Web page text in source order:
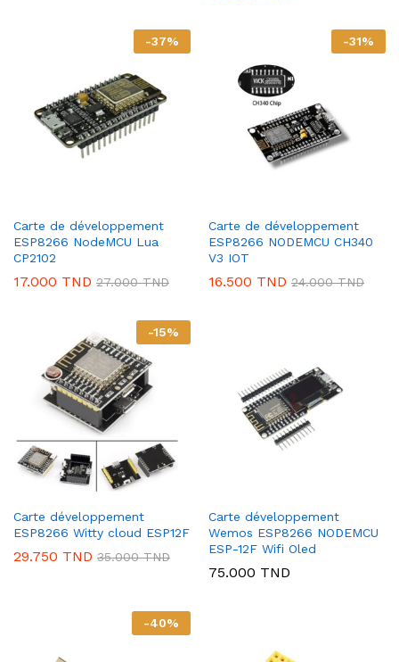
-37%
Carte de développement
ESP8266 NodeMCU Lua
CP2102
17.000 TND 27.000TND
-31%
Carte de développement
ESP8266 NODEMCU CH340
V3 IOT
16.500 TND 24.000TND
-15%
Carte développement
ESP8266 Witty cloud ESP12F
29.750 TND 35.000TND
Carte développement
Wemos ESP8266 NODEMCU
ESP-12F Wifi Oled
75.000 TND
-40%